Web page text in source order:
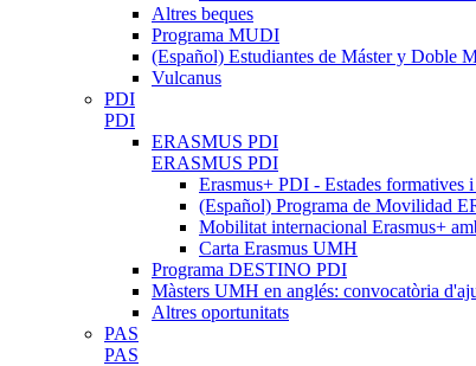
Altres beques
Programa MUDI
(Español) Estudiantes de Máster y Doble
Vulcanus
PDI
PDI
ERASMUS PDI
ERASMUS PDI
Erasmus+ PDI - Estades formatives
(Español) Programa de Movilidad
Mobilitat internacional Erasmus+
Carta Erasmus UMH
Programa DESTINO PDI
Màsters UMH en anglés: convocatòria
Altres oportunitats
PAS
PAS